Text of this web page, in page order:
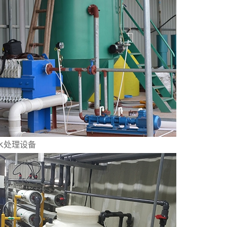
处理设备